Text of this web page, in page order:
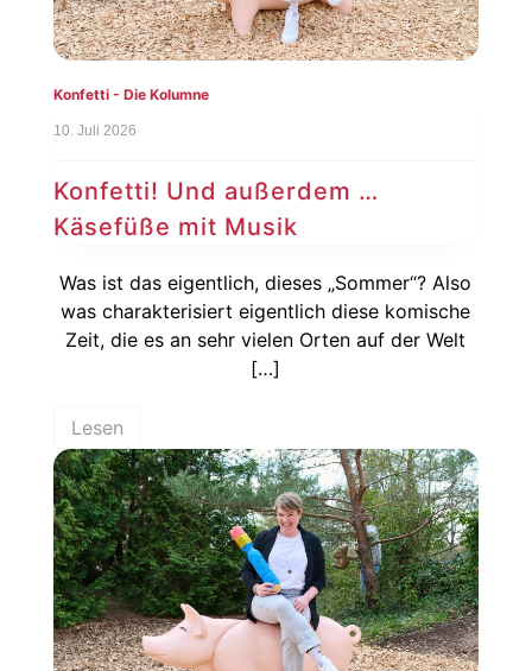
Konfetti - Die Kolumne
10. Juli 2026
Konfetti! Und außerdem …
Käsefüße mit Musik
Was ist das eigentlich, dieses „Sommer“? Also
was charakterisiert eigentlich diese komische
Zeit, die es an sehr vielen Orten auf der Welt
[…]
Lesen